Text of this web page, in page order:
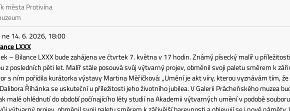
města Protivína
14. 6. 2026, 18:00
LXXX
– Bilance LXXX bude zahájena ve čtvrtek 7. května v 17 hodin. Známý písecký malíř u
z posledních pěti let. Malíř stále posouvá svůj výtvarný projev, obměnil svoji paletu směrem k
s ním pořídila kurátorka výstavy Martina Měřičková: „Umění je akt víry, kterou vyznávám tím,
Říhánka se uskuteční u příležitosti jeho životního jubilea. V Galerii Prácheňského muzea
malé ohlédnutí do období počínajícího léty studií na Akademii výtvarných umění v podobě